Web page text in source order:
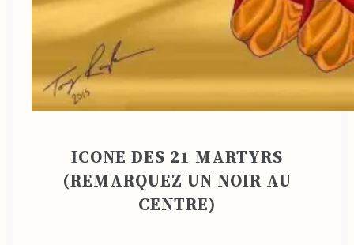
ICONE DES 21 MARTYRS
(REMARQUEZ UN NOIR AU
CENTRE)